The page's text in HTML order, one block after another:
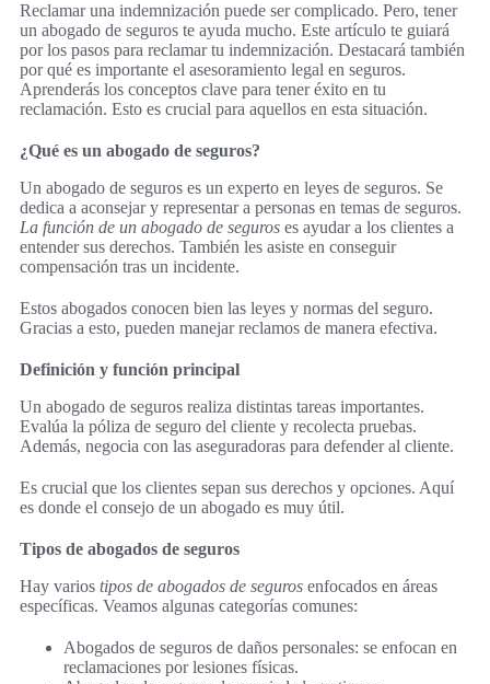
Reclamar una indemnización puede ser complicado. Pero, tener
un abogado de seguros te ayuda mucho. Este artículo te guiará
por los pasos para reclamar tu indemnización. Destacará también
por qué es importante el asesoramiento legal en seguros.
Aprenderás los conceptos clave para tener éxito en tu
reclamación. Esto es crucial para aquellos en esta situación.
¿Qué es un abogado de seguros?
Un abogado de seguros es un experto en leyes de seguros. Se
dedica a aconsejar y representar a personas en temas de seguros.
La función de un abogado de seguros es ayudar a los clientes a
entender sus derechos. También les asiste en conseguir
compensación tras un incidente.
Estos abogados conocen bien las leyes y normas del seguro.
Gracias a esto, pueden manejar reclamos de manera efectiva.
Definición y función principal
Un abogado de seguros realiza distintas tareas importantes.
Evalúa la póliza de seguro del cliente y recolecta pruebas.
Además, negocia con las aseguradoras para defender al cliente.
Es crucial que los clientes sepan sus derechos y opciones. Aquí
es donde el consejo de un abogado es muy útil.
Tipos de abogados de seguros
Hay varios tipos de abogados de seguros enfocados en áreas
específicas. Veamos algunas categorías comunes:
Abogados de seguros de daños personales: se enfocan en
reclamaciones por lesiones físicas.